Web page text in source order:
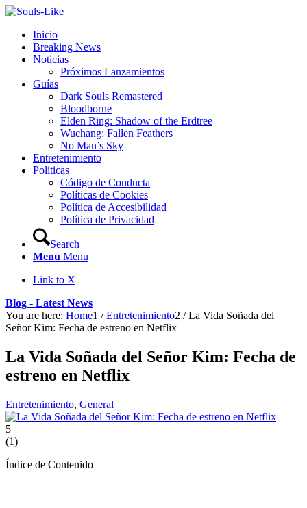
Inicio
Breaking News
Noticias
Próximos Lanzamientos
Guías
Dark Souls Remastered
Bloodborne
Elden Ring: Shadow of the Erdtree
Wuchang: Fallen Feathers
No Man’s Sky
Entretenimiento
Políticas
Código de Conducta
Políticas de Cookies
Política de Accesibilidad
Política de Privacidad
Search
Menu Menu
Link to X
Blog - Latest News
You are here: Home1 / Entretenimiento2 / La Vida Soñada del
Señor Kim: Fecha de estreno en Netflix
La Vida Soñada del Señor Kim: Fecha de
estreno en Netflix
Entretenimiento, General
5
(1)
Índice de Contenido